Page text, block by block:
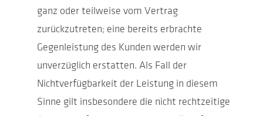
ganz oder teilweise vom Vertrag
zurückzutreten; eine bereits erbrachte
Gegenleistung des Kunden werden wir
unverzüglich erstatten. Als Fall der
Nichtverfügbarkeit der Leistung in diesem
Sinne gilt insbesondere die nicht rechtzeitige